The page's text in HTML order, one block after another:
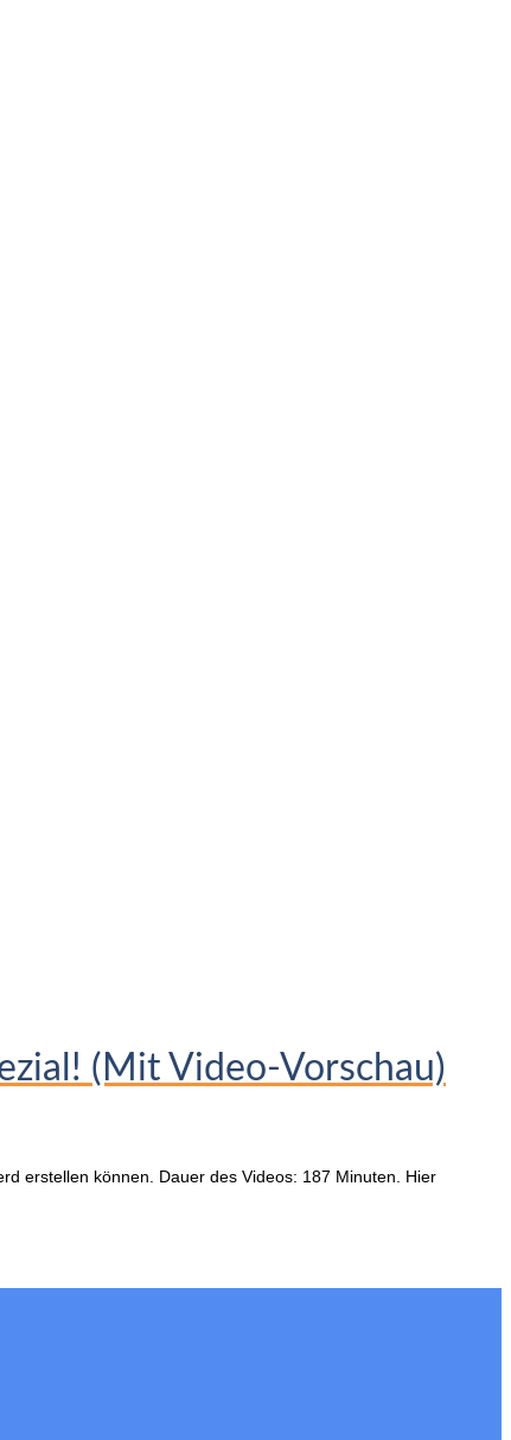
(Mit Video-Vorschau)
erstellen können. Dauer des Videos: 187 Minuten. Hier